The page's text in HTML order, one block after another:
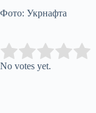
Фото: Укрнафта
Rate this item:
No votes yet.